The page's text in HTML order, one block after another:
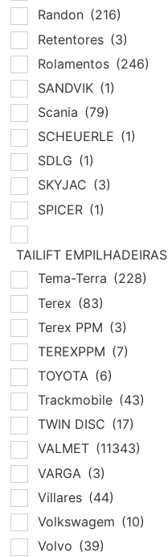
Randon (216)
Retentores (3)
Rolamentos (246)
SANDVIK (1)
Scania (79)
SCHEUERLE (1)
SDLG (1)
SKYJAC (3)
SPICER (1)
TAILIFT EMPILHADEIRAS
Tema-Terra (228)
Terex (83)
Terex PPM (3)
TEREXPPM (7)
TOYOTA (6)
Trackmobile (43)
TWIN DISC (17)
VALMET (11343)
VARGA (3)
Villares (44)
Volkswagem (10)
Volvo (39)